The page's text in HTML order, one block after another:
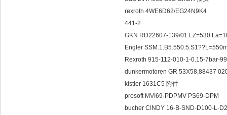
rexroth 4WE6D62/EG24N9K4
441-2
GKN RD22607-139/01 LZ=530
Engler
Rexroth 915-112-010-1-0.15-7bar-
dunkermotoren GR 53X58,88437
kistler 1631C5 附件
prosoft MVI69-PDPMV PS69-DPM
bucher CINDY 16-B-SND-D100-L-